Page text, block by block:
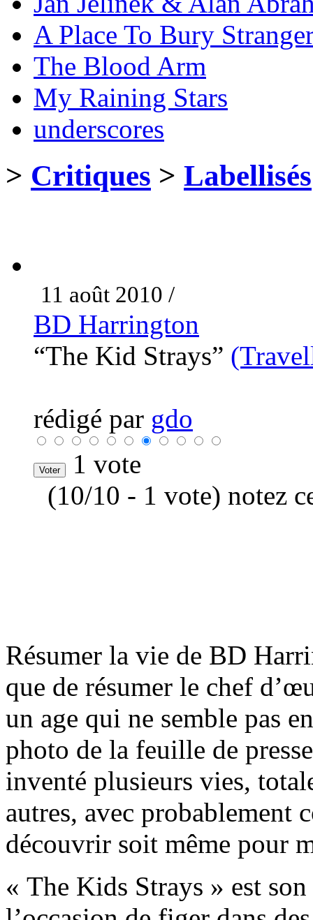
A Place To Bury
The Blood Arm
My Raining Stars
underscores
> Critiques > Labellisés
11 août 2010 /
BD Harrington
“The Kid Strays”
rédigé par gdo
1 vote
(10/10 - 1 vote) notez
Résumer la vie de BD
que de résumer le chef
un age qui ne semble pas
photo de la feuille de
inventé plusieurs vies,
autres, avec probablement
découvrir soit même pour
« The Kids Strays » est